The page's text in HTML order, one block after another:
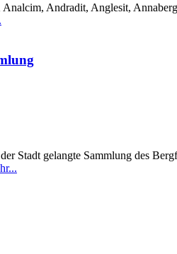
Andradit, Anglesit,
Stadt gelangte Sammlung des